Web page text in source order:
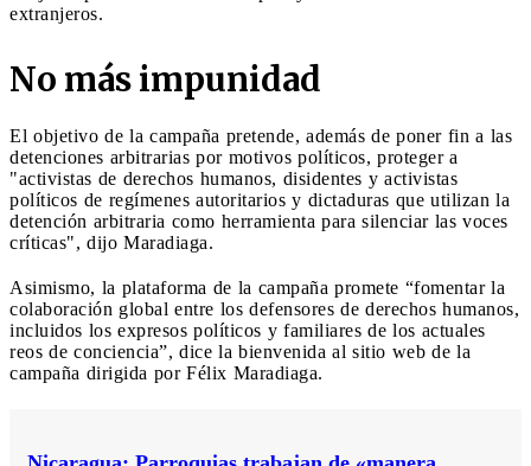
extranjeros.
No más impunidad
El objetivo de la campaña pretende, además de poner fin a las
detenciones arbitrarias por motivos políticos, proteger a
"activistas de derechos humanos, disidentes y activistas
políticos de regímenes autoritarios y dictaduras que utilizan la
detención arbitraria como herramienta para silenciar las voces
críticas", dijo Maradiaga.
Asimismo, la plataforma de la campaña promete “fomentar la
colaboración global entre los defensores de derechos humanos,
incluidos los expresos políticos y familiares de los actuales
reos de conciencia”, dice la bienvenida al sitio web de la
campaña dirigida por Félix Maradiaga.